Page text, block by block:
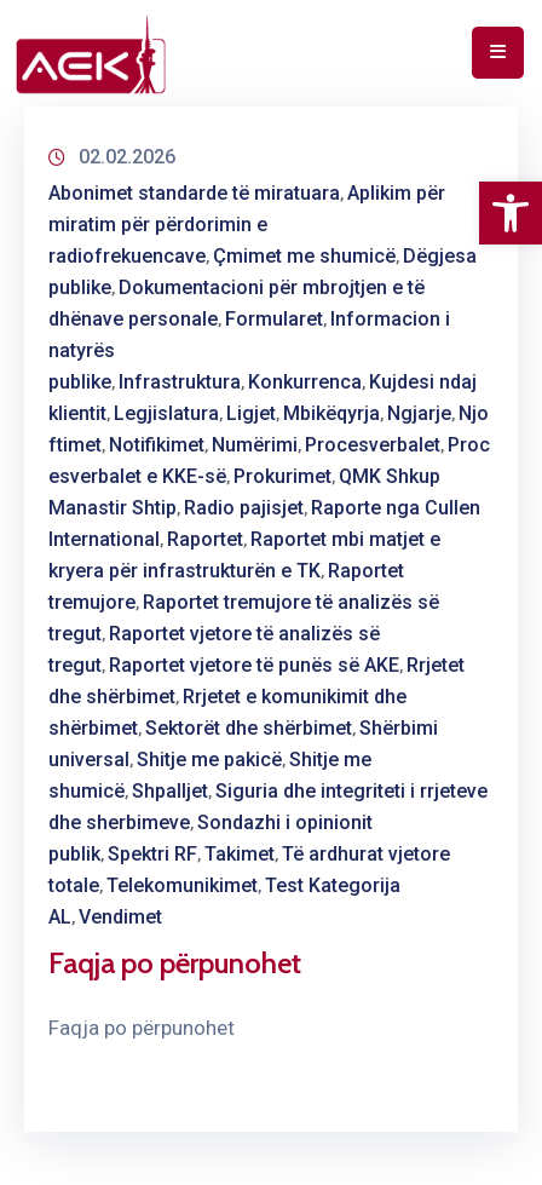
DOKUMENTE
SPEKTAR
TELEKOMUNIKIME
ANALIZA
KUJDESI
NDAJ
KLIENTIT
FORMULARET
LIGJET
02.02.2026
Abonimet standarde të miratuara‚Aplikim për
miratim për përdorimin e
radiofrekuencave‚ Çmimet me shumicë‚ Dëgjesa
publike‚ Dokumentacioni për mbrojtjen e të
dhënave personale‚ Formularet‚ Informacion i
natyrës
publike‚ Infrastruktura‚ Konkurrenca‚ Kujdesi ndaj
klientit‚ Legjislatura‚ Ligjet‚ Mbikëqyrja‚ Ngjarje‚ Njo
ftimet‚ Notifikimet‚ Numërimi‚ Procesverbalet‚ Proc
esverbalet e KKE-së‚ Prokurimet‚ QMK Shkup
Manastir Shtip‚ Radio pajisjet‚ Raporte nga Cullen
International‚ Raportet‚ Raportet mbi matjet e
kryera për infrastrukturën e TK‚ Raportet
tremujore‚ Raportet tremujore të analizës së
tregut‚ Raportet vjetore të analizës së
tregut‚ Raportet vjetore të punës së AKE‚ Rrjetet
dhe shërbimet‚ Rrjetet e komunikimit dhe
shërbimet‚Sektorët dhe shërbimet‚Shërbimi
universal‚Shitje me pakicë‚Shitje me
shumicë‚Shpalljet‚Siguria dhe integriteti i rrjeteve
dhe sherbimeve‚Sondazhi i opinionit
publik‚Spektri RF‚Takimet‚Të ardhurat vjetore
totale‚Telekomunikimet‚Test Kategorija
AL‚Vendimet
Faqja po përpunohet
Faqja po përpunohet